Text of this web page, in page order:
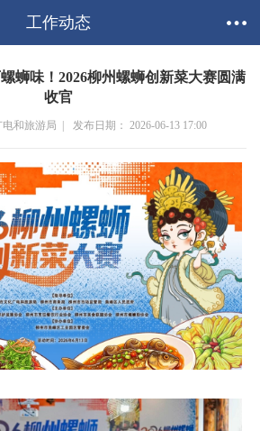
工作动态
蛳味！2026柳州螺蛳创新菜大赛圆满
收官
和旅游局 | 发布日期： 2026-06-13 17:00